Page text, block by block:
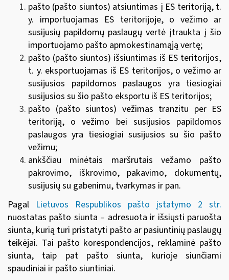
pašto (pašto siuntos) atsiuntimas į ES teritoriją, t.
y. importuojamas ES teritorijoje, o vežimo ar
susijusių papildomų paslaugų vertė įtraukta į šio
importuojamo pašto apmokestinamąją vertę;
pašto (pašto siuntos) išsiuntimas iš ES teritorijos,
t. y. eksportuojamas iš ES teritorijos, o vežimo ar
susijusios papildomos paslaugos yra tiesiogiai
susijusios su šio pašto eksportu iš ES teritorijos;
pašto (pašto siuntos) vežimas tranzitu per ES
teritoriją, o vežimo bei susijusios papildomos
paslaugos yra tiesiogiai susijusios su šio pašto
vežimu;
ankščiau minėtais maršrutais vežamo pašto
pakrovimo, iškrovimo, pakavimo, dokumentų,
susijusių su gabenimu, tvarkymas ir pan.
Pagal Lietuvos Respublikos pašto įstatymo 2 str.
nuostatas pašto siunta – adresuota ir išsiųsti paruošta
siunta, kurią turi pristatyti pašto ar pasiuntinių paslaugų
teikėjai. Tai pašto korespondencijos, reklaminė pašto
siunta, taip pat pašto siunta, kurioje siunčiami
spaudiniai ir pašto siuntiniai.